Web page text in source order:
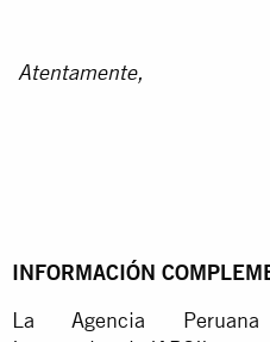
Atentamente,
INFORMACIÓN
La Agencia